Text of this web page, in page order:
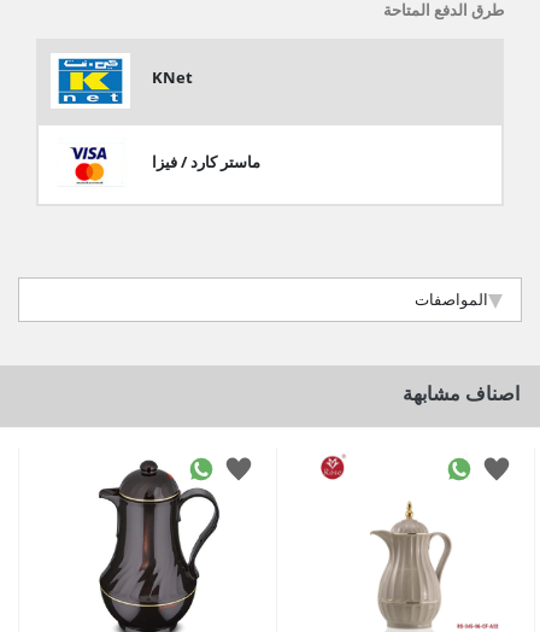
طرق الدفع المتاحة
KNet
ماستر كارد / فيزا
المواصفات
اصناف مشابهة